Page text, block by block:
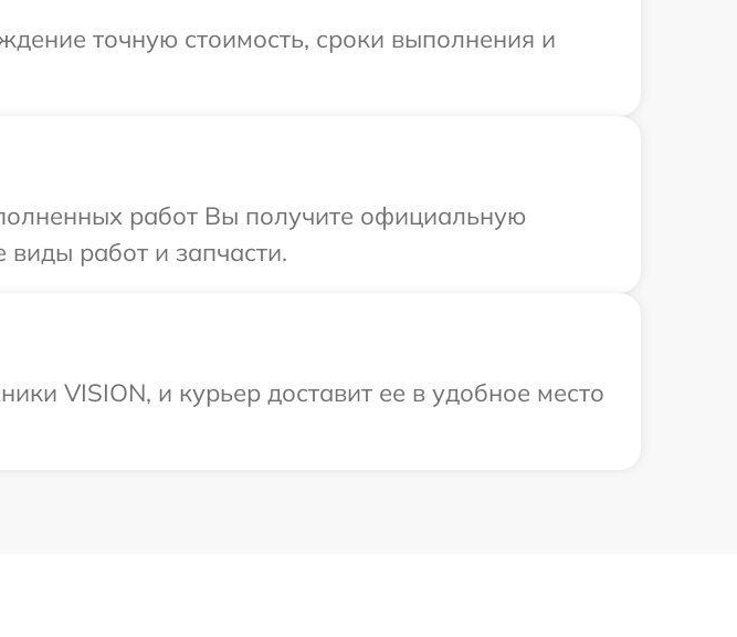
точную стоимость, сроки выполнения и
работ Вы получите официальную
виды работ и запчасти.
VISION, и курьер доставит ее в удобное место